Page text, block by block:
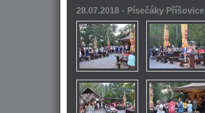
28.07.2018 - Písečáky Příšovice